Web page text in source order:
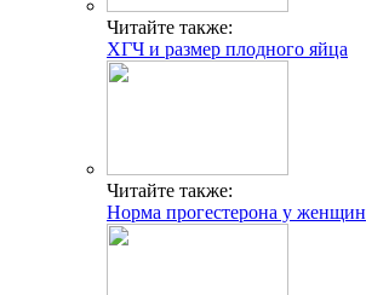
Читайте также:
ХГЧ и размер плодного яйца
Читайте также:
Норма прогестерона у женщин